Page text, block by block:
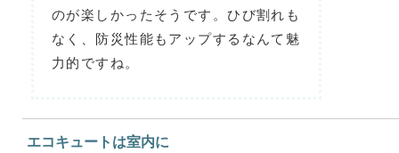
のが楽しかったそうです。ひび割れも
なく、防災性能もアップするなんて魅
力的ですね。
エコキュートは室内に